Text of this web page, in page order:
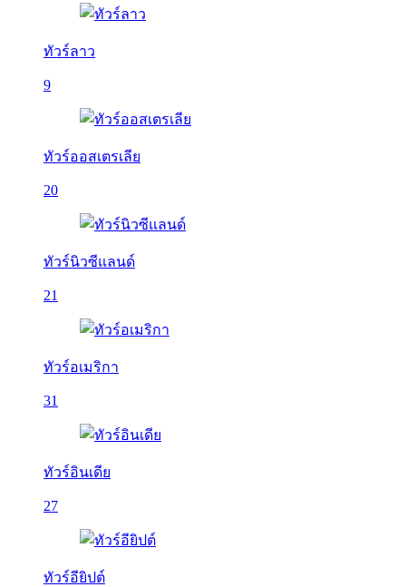
ทัวร์ลาว
9
ทัวร์ออสเตรเลีย
20
ทัวร์นิวซีแลนด์
21
ทัวร์อเมริกา
31
ทัวร์อินเดีย
27
ทัวร์อียิปต์